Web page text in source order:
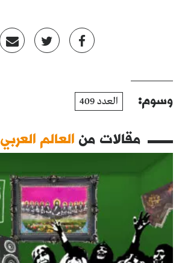
وسوم: العدد 409
مقالات منالعالم العربي